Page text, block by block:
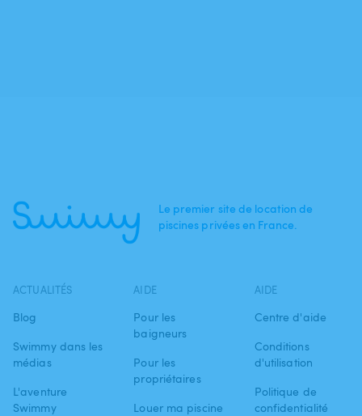
Le premier site de location de
piscines privées en France.
ACTUALITÉS
Blog
Swimmy dans les
médias
L'aventure
Swimmy
AIDE
Pour les
baigneurs
Pour les
propriétaires
Louer ma piscine
AIDE
Centre d'aide
Conditions
d'utilisation
Politique de
confidentialité